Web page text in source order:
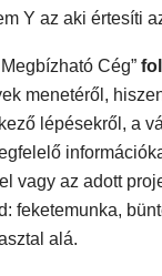
Y az aki értesíti
Cég”
menetéről,
lépésekről, a
vagy az adott
feketemunka,
alá.